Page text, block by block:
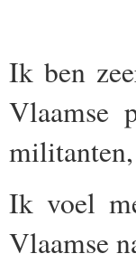
Ik ben
Vlaamse
Ik voel
Vlaamse